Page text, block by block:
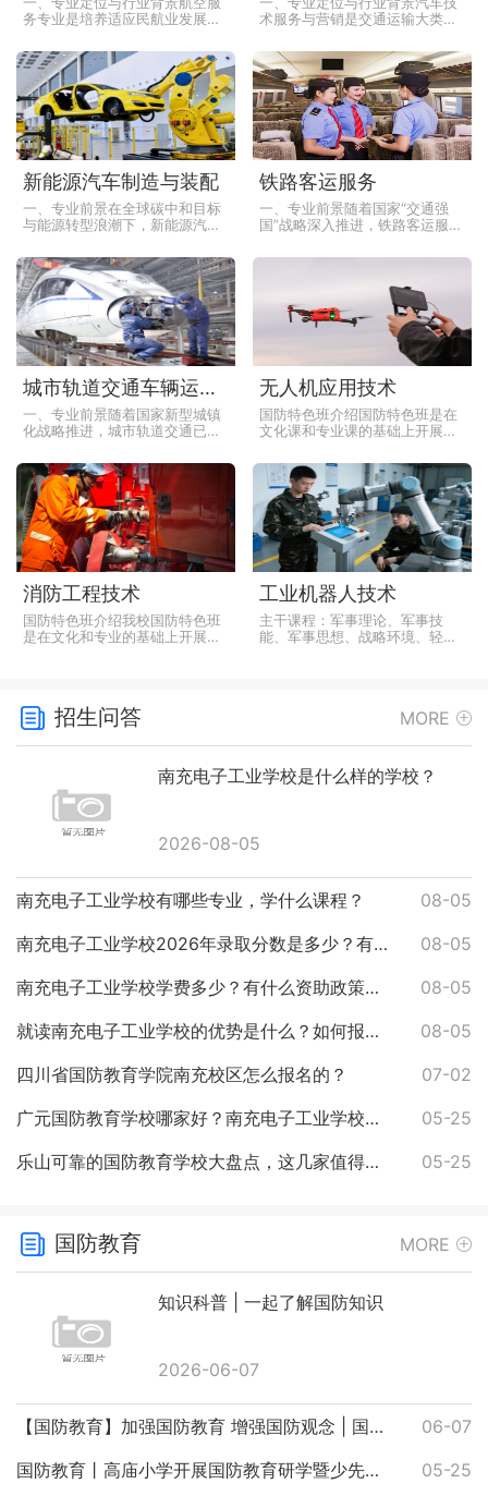
务专业是培养适应民航业发展需
业，涵盖空中乘务、地勤服务、
机场管理等多个方向。随着全球
旅游业和商务交流的增
术服务与营销是交通运输大类下
500210），学制三年，聚焦汽车
后市场服务领域。随着中国汽车
保有量突破3亿辆（
新能源汽车制造与装配
一、专业前景在全球碳中和目标
与能源转型浪潮下，新能源汽车
至2025年，中国新能源汽车保有
量突破5000万辆，占全球市场份
额超60%，
铁路客运服务
一、专业前景随着国家“交通强
国”战略深入推进，铁路客运服务
2025年，全国铁路营业里程突破
城市轨道交通车辆运用与检修
一、专业前景随着国家新型城镇
化战略推进，城市轨道交通已成
至2025年，全国已有超50个城
市开通轨道交通，运营里程突破
1.2万公里，在
无人机应用技术
国防特色班介绍国防特色班是在
文化课和专业课的基础上开展国
的学习成绩、良好的行为习惯、
过硬的身体素质、健康的思想品
德、浓烈的爱国主义情
消防工程技术
国防特色班介绍我校国防特色班
是在文化和专业的基础上开展国
志、创新精神和抗压能力。为学
生未...
工业机器人技术
主干课程：军事理论、军事技
能、军事思想、战略环境、轻武
与实训、传感技术及应用、工业
招生问答 MORE
南充电子工业学校是什么样的学校？
2026-08-05
南充电子工业学校有哪些专业，学什么课程？
08-05
南充电子工业学校2026年录取分数是多少？有什么报名条件？
08-05
南充电子工业学校学费多少？有什么资助政策吗？
08-05
就读南充电子工业学校的优势是什么？如何报名？
08-05
四川省国防教育学院南充校区怎么报名的？
07-02
广元国防教育学校哪家好？南充电子工业学校优势尽显
05-25
乐山可靠的国防教育学校大盘点，这几家值得关注
05-25
国防教育 MORE
知识科普 | 一起了解国防知识
2026-06-07
【国防教育】加强国防教育 增强国防观念 | 国防教育知识普及
06-07
国防教育丨高庙小学开展国防教育研学暨少先队入队仪式
05-25